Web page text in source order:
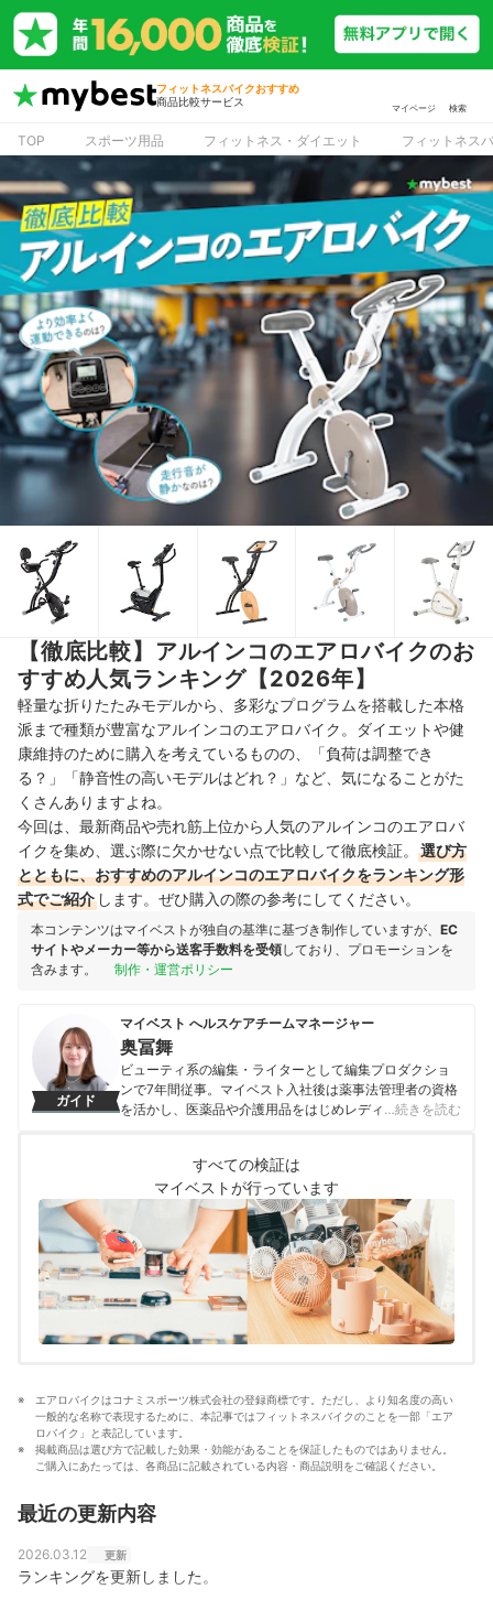
フィットネスバイクおすすめ
商品比較サービス
マイページ 検索
TOP スポーツ用品 フィットネス・ダイエット フィットネス
【徹底比較】アルインコのエアロバイクのお
すすめ人気ランキング【2026年】
軽量な折りたたみモデルから、多彩なプログラムを搭載した本格
派まで種類が豊富なアルインコのエアロバイク。ダイエットや健
康維持のために購入を考えているものの、「負荷は調整でき
る？」「静音性の高いモデルはどれ？」など、気になることがた
くさんありますよね。
今回は、最新商品や売れ筋上位から人気のアルインコのエアロバ
イクを集め、選ぶ際に欠かせない点で比較して徹底検証。
選び方
とともに、おすすめのアルインコのエアロバイクをランキング形
式でご紹介 します。ぜひ購入の際の参考にしてください。
本コンテンツはマイベストが独自の基準に基づき制作していますが、 EC
サイトやメーカー等から送客手数料を受領しており、プロモーションを
含みます。
制作・運営ポリシー
ガイド
マイベスト へルスケアチームマネージャー
奥冨舞
ビューティ系の編集・ライターとして編集プロダクショ
ンで7年間従事。マイベスト入社後は薬事法管理者の資格
を活かし、医薬品や介護用品をはじめレディースインナ
奥冨舞のプロフィール
…続きを読む
すべての検証は
マイベストが行っています
エアロバイクはコナミスポーツ株式会社の登録商標です。ただし、より知名度の高い
一般的な名称で表現するために、本記事ではフィットネスバイクのことを一部「エア
ロバイク」と表記しています。
掲載商品は選び方で記載した効果・効能があることを保証したものではありません。
ご購入にあたっては、各商品に記載されている内容・商品説明をご確認ください。
最近の更新内容
2026.03.12 更新
ランキングを更新しました。